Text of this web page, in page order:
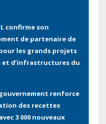
confirme son
de partenaire de
les grands projets
d’infrastructures du
renforce
des recettes
3 000 nouveaux